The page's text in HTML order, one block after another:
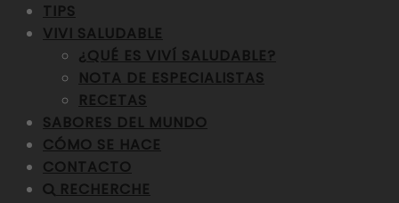
TIPS
VIVI SALUDABLE
¿QUÉ ES VIVÍ SALUDABLE?
NOTA DE ESPECIALISTAS
RECETAS
SABORES DEL MUNDO
CÓMO SE HACE
CONTACTO
RECHERCHE